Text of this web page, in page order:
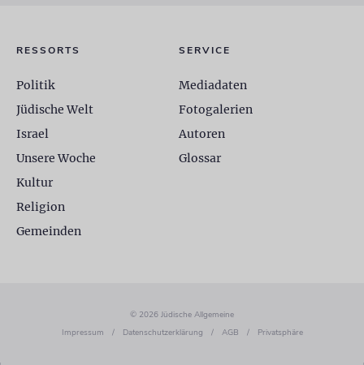
RESSORTS
Politik
Jüdische Welt
Israel
Unsere Woche
Kultur
Religion
Gemeinden
SERVICE
Mediadaten
Fotogalerien
Autoren
Glossar
© 2026 Jüdische Allgemeine
Impressum
/ Datenschutzerklärung / AGB / Privatsphäre